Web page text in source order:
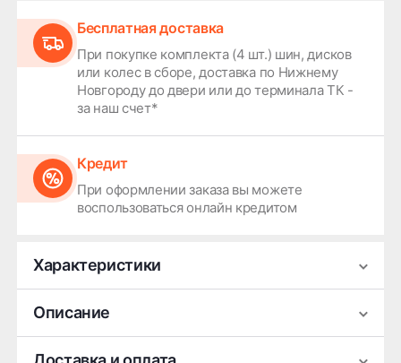
Бесплатная доставка
При покупке комплекта (4 шт.) шин, дисков
или колес в сборе, доставка по Нижнему
Новгороду до двери или до терминала ТК -
за наш счет*
Кредит
При оформлении заказа вы можете
воспользоваться онлайн кредитом
Характеристики
Производитель
Ширина
8
Диаметр
18
Описание
Легковой колёсный диск MAK Qvattro —